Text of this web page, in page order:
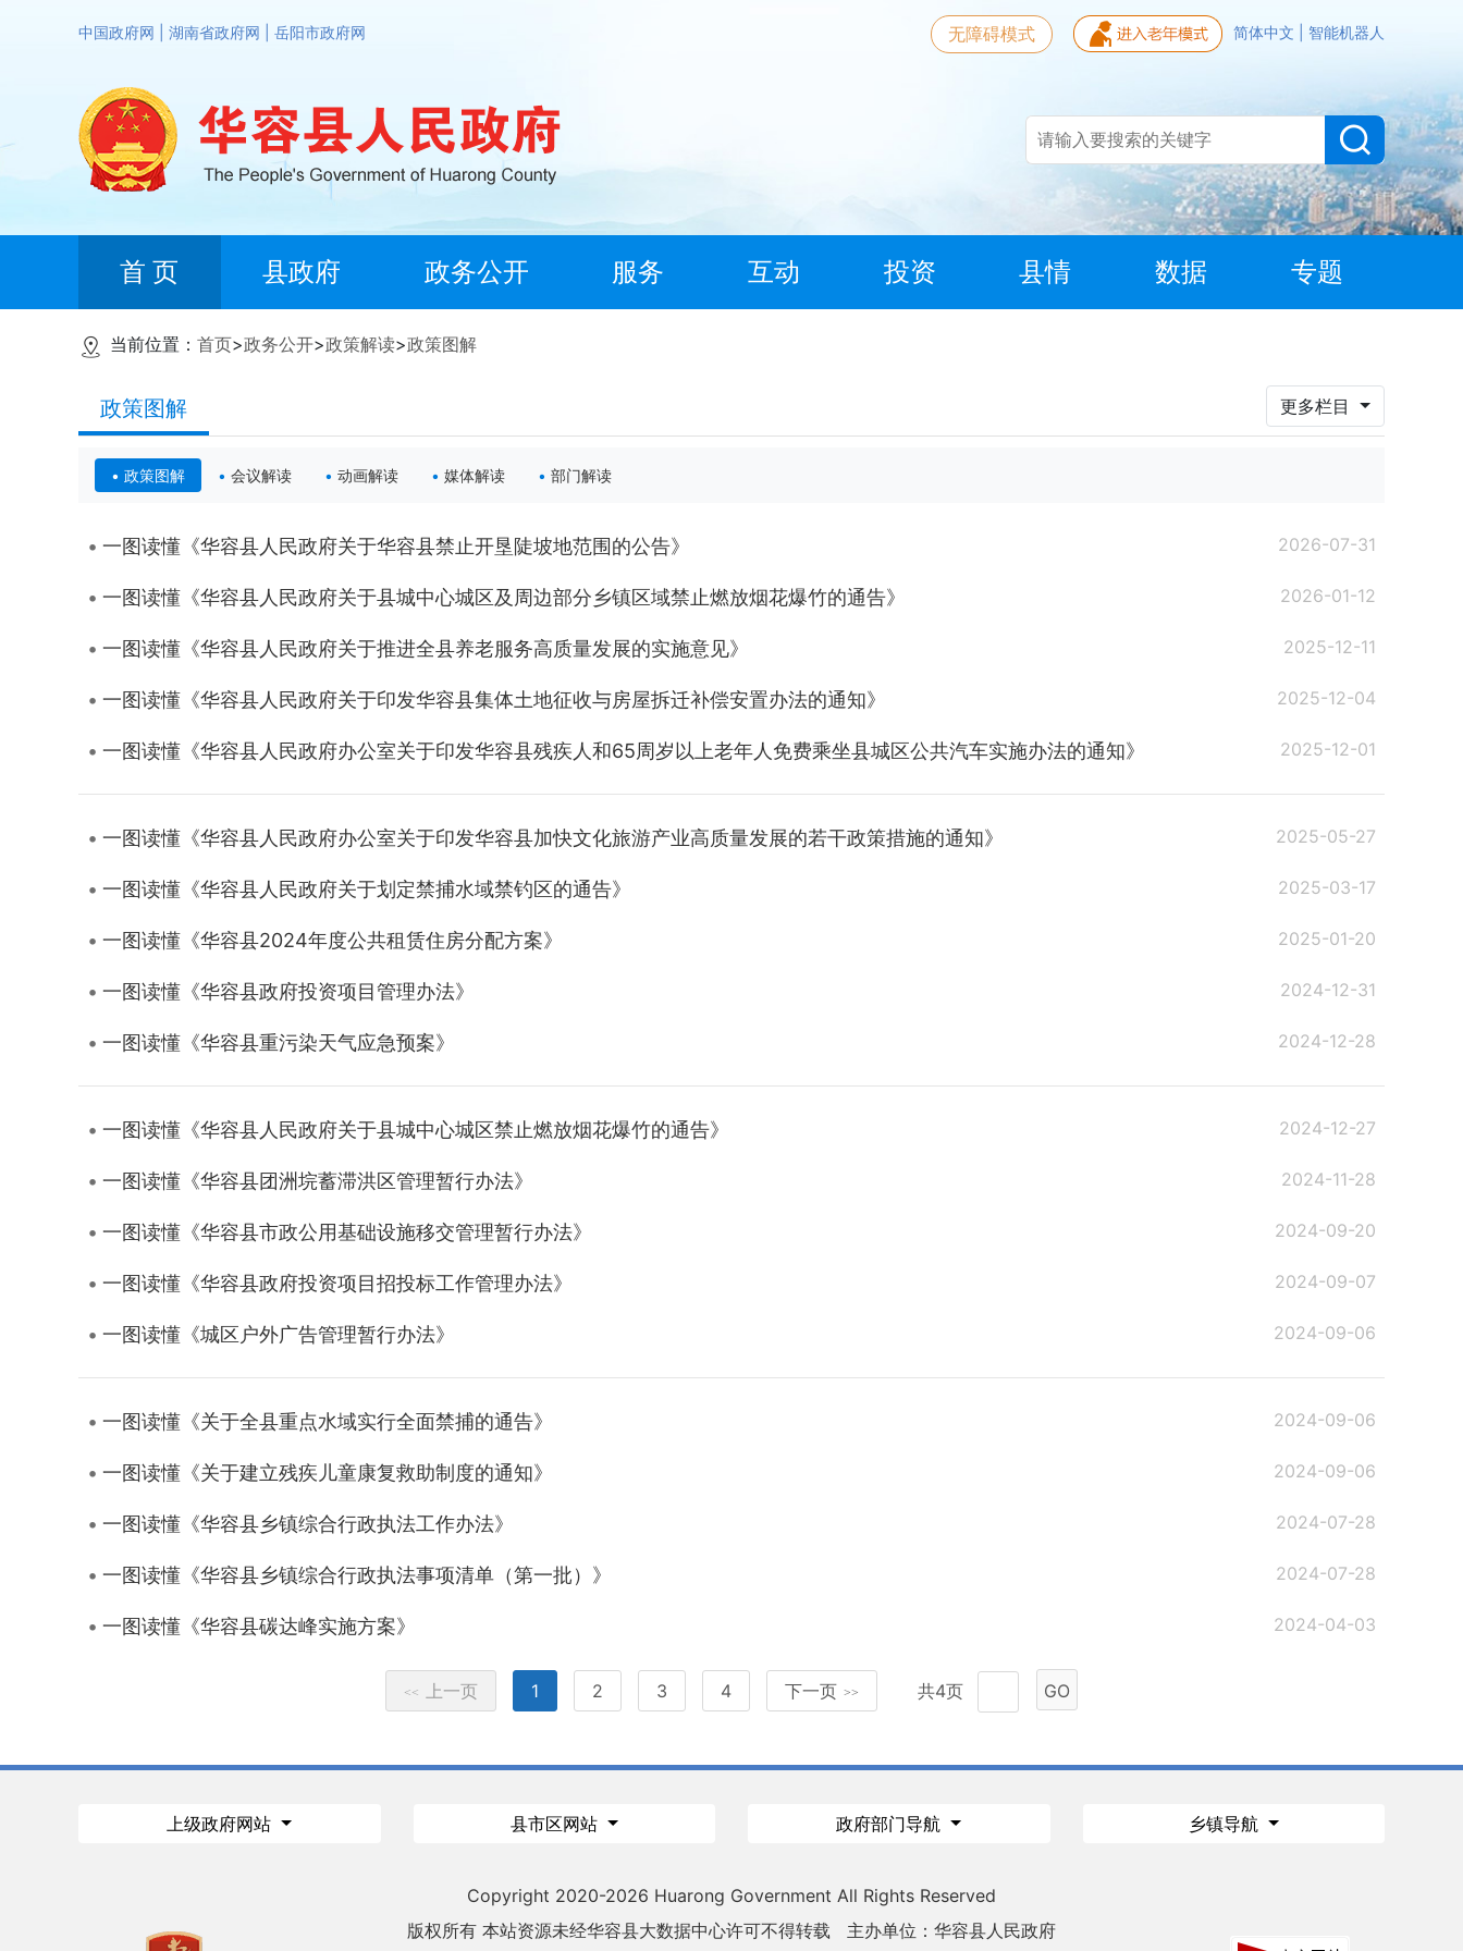
中国政府网 湖南省政府网 岳阳市政府网 简体中文 智能机器人
无障碍模式
首 页 县政府 政务公开 服务 互动 投资 县情 数据 专题
当前位置： 首页>政务公开>政策解读>政策图解
政策图解 更多栏目
政策图解 会议解读 动画解读 媒体解读 部门解读
一图读懂《华容县人民政府关于华容县禁止开垦陡坡地范围的公告》 2026-07-31
一图读懂《华容县人民政府关于县城中心城区及周边部分乡镇区域禁止燃放烟花爆竹的通告》 2026-01-12
一图读懂《华容县人民政府关于推进全县养老服务高质量发展的实施意见》 2025-12-11
一图读懂《华容县人民政府关于印发华容县集体土地征收与房屋拆迁补偿安置办法的通知》 2025-12-04
一图读懂《华容县人民政府办公室关于印发华容县残疾人和65周岁以上老年人免费乘坐县城区公共汽车实施办法的通知》 2025-12-01
一图读懂《华容县人民政府办公室关于印发华容县加快文化旅游产业高质量发展的若干政策措施的通知》 2025-05-27
一图读懂《华容县人民政府关于划定禁捕水域禁钓区的通告》 2025-03-17
一图读懂《华容县2024年度公共租赁住房分配方案》 2025-01-20
一图读懂《华容县政府投资项目管理办法》 2024-12-31
一图读懂《华容县重污染天气应急预案》 2024-12-28
一图读懂《华容县人民政府关于县城中心城区禁止燃放烟花爆竹的通告》 2024-12-27
一图读懂《华容县团洲垸蓄滞洪区管理暂行办法》 2024-11-28
一图读懂《华容县市政公用基础设施移交管理暂行办法》 2024-09-20
一图读懂《华容县政府投资项目招投标工作管理办法》 2024-09-07
一图读懂《城区户外广告管理暂行办法》 2024-09-06
一图读懂《关于全县重点水域实行全面禁捕的通告》 2024-09-06
一图读懂《关于建立残疾儿童康复救助制度的通知》 2024-09-06
一图读懂《华容县乡镇综合行政执法工作办法》 2024-07-28
一图读懂《华容县乡镇综合行政执法事项清单（第一批）》 2024-07-28
一图读懂《华容县碳达峰实施方案》 2024-04-03
<< 上一页 1 2 3 4 下一页 >> 共4页 GO
上级政府网站 县市区网站 政府部门导航 乡镇导航
Copyright 2020-2026 Huarong Government All Rights Reserved
版权所有 本站资源未经华容县大数据中心许可不得转载
主办单位：华容县人民政府